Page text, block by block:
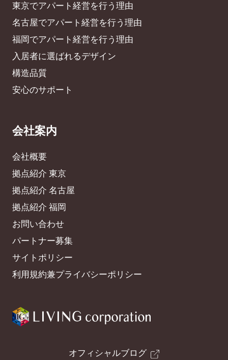
東京でアパート経営を行う理由
名古屋でアパート経営を行う理由
福岡でアパート経営を行う理由
入居者に選ばれるデザイン
構造品質
安心のサポート
会社案内
会社概要
拠点紹介 東京
拠点紹介 名古屋
拠点紹介 福岡
お問い合わせ
パートナー募集
サイトポリシー
利用規約兼プライバシーポリシー
オフィシャルブログ